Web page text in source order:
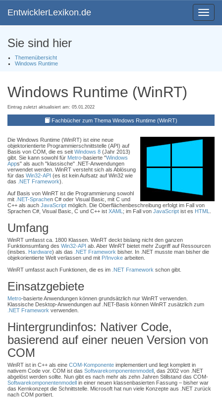
Toggle
EntwicklerLexikon.de
Sie sind hier
Themenübersicht
Windows Runtime
Windows Runtime (WinRT)
Eintrag zuletzt aktualisiert am: 05.01.2022
Fachbücher zum Thema Windows Runtime (WinRT)
Die Windows Runtime (WinRT) ist eine neue
objektorientierte Programmierschnittstelle (API) auf
Basis von COM, die es seit Windows 8 (Jahr 2013)
gibt. Sie kann sowohl für Metro-basierte "Windows
Apps" als auch "klassische" .NET-Anwendungen
verwendet werden. WinRT versteht sich als Ablösung
für das Win32-API (es ist kein Aufsatz auf Win32 wie
das
.NET Framework).
Auf Basis von WinRT ist die Programmierung sowohl
mit .NET-Sprachen C# oder Visual Basic, mit C und
C++ als auch JavaScript möglich. Die Oberflächenbeschreibung erfolgt im Fall von
Sprachen C#, Visual Basic, C und C++ ist XAML ; im Fall von JavaScript ist es HTML
Umfang
WinRT umfasst ca. 1800 Klassen. WinRT deckt bislang nicht den ganzen
Funktionsumfang des Win32-API ab. Aber WinRT bietet mehr Zugriff auf Ressourcen
(insbes. Hardware) als das .NET Framework bisher. In .NET musste man bisher die
objekorientierte Welt verlassen und mit P/Invoke arbeiten.
WinRT umfasst auch Funktionen, die es im .NET Framework schon gibt.
Einsatzgebiete
Metro-basierte Anwendungen können grundsätzlich nur WinRT verwenden.
Klassische Desktop-Anwendungen auf .NET-Basis können WinRT zusätzlich zum
.NET Framework verwenden.
Hintergrundinfos: Nativer Code,
basierend auf einer neuen Version von
COM
WinRT ist in C++ als eine COM-Komponente implementiert und liegt komplett in
nativem Code vor. COM ist das Softwarekomponentenmodell , das 2002 von .NET
abgelöst werden sollte. Nun gibt es nach mehr als zehn Jahren Stillstand das COM-
Softwarekomponentenmodell in einer neuen klassenbasierten Fassung – bisher war
das Kernkonzept die Schnittstelle. Microsoft hat nun viele Konzepte aus .NET zurück
nach COM portiert.